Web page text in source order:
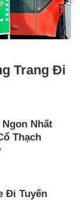
Trang Đi
Nhất
Thạch
Đi Tuyến